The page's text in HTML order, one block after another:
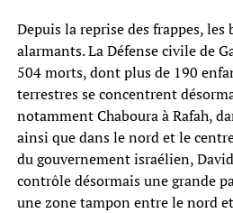
Depuis la reprise des frappes,
alarmants. La Défense civile de
504 morts, dont plus de 190
terrestres se concentrent
notamment Chaboura à Rafah,
ainsi que dans le nord et le
du gouvernement israélien,
contrôle désormais une grande
une zone tampon entre le nord